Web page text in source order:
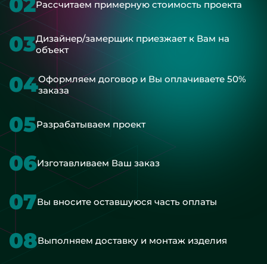
Рассчитаем примерную стоимость проекта
03Дизайнер/замерщик приезжает к Вам на
объект
04Оформляем договор и Вы оплачиваете 50%
заказа
05Разрабатываем проект
06Изготавливаем Ваш заказ
07Вы вносите оставшуюся часть оплаты
08Выполняем доставку и монтаж изделия